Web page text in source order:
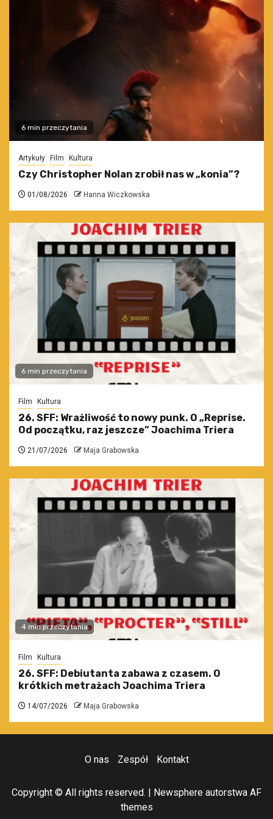
6 min przeczytania
Artykuły Film Kultura
Czy Christopher Nolan zrobił nas w „konia”?
01/08/2026 Hanna Wiczkowska
6 min przeczytania
Film Kultura
26. SFF: Wrażliwość to nowy punk. O „Reprise.
Od początku, raz jeszcze” Joachima Triera
21/07/2026 Maja Grabowska
4 min przeczytania
Film Kultura
26. SFF: Debiutanta zabawa z czasem. O
krótkich metrażach Joachima Triera
14/07/2026 Maja Grabowska
O nas Zespół Kontakt
Copyright © All rights reserved. | Newsphere autorstwa AF
themes